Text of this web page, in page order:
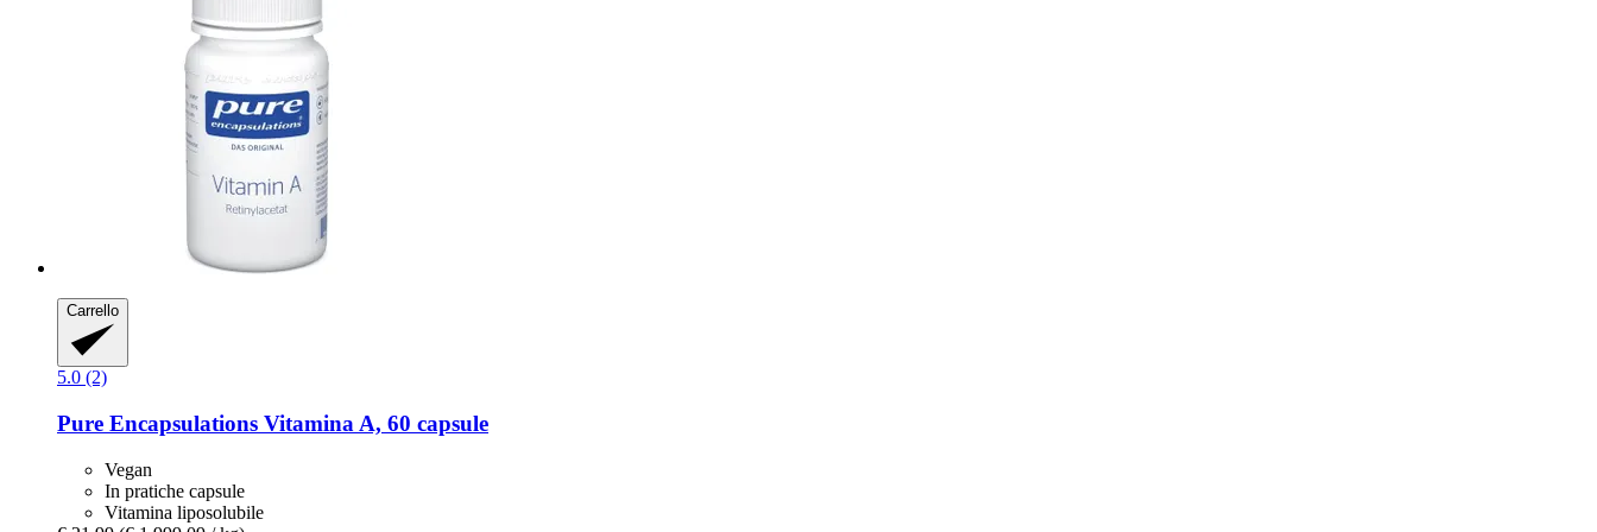
Carrello
5.0 (2)
Pure Encapsulations Vitamina A, 60 capsule
Vegan
In pratiche capsule
Vitamina liposolubile